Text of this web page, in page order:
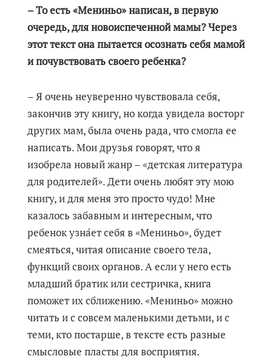
– То есть «Мениньо» написан, в первую
очередь, для новоиспеченной мамы? Через
этот текст она пытается осознать себя мамой
и почувствовать своего ребенка?
– Я очень неуверенно чувствовала себя,
закончив эту книгу, но когда увидела восторг
других мам, была очень рада, что смогла ее
написать. Мои друзья говорят, что я
изобрела новый жанр – «детская литература
для родителей». Дети очень любят эту мою
книгу, и для меня это просто чудо! Мне
казалось забавным и интересным, что
ребенок узна́ет себя в «Мениньо», будет
смеяться, читая описание своего тела,
функций своих органов. А если у него есть
младший братик или сестричка, книга
поможет их сближению. «Мениньо» можно
читать и с совсем маленькими детьми, и с
теми, кто постарше, в тексте есть разные
смысловые пласты для восприятия.